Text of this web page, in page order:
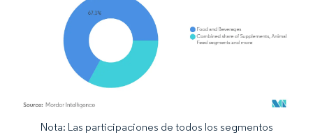
Imagen © Mordor Intelligence. El uso requiere atribución según CC BY 4.0.
Nota: Las participaciones de todos los segmentos